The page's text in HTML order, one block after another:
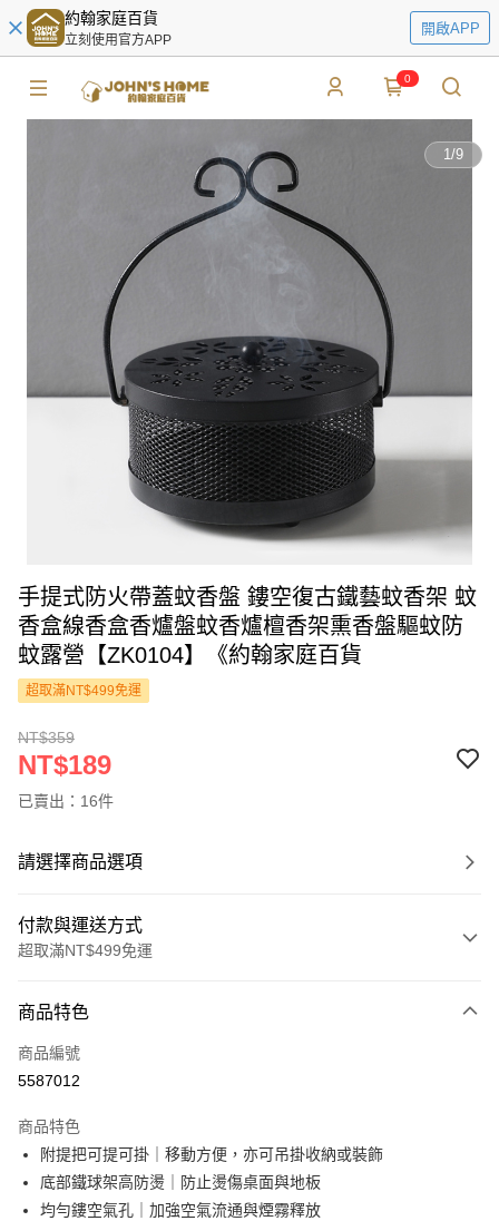
約翰家庭百貨
立刻使用官方APP
開啟APP
0
1/9
手提式防火帶蓋蚊香盤 鏤空復古鐵藝蚊香架 蚊
香盒線香盒香爐盤蚊香爐檀香架熏香盤驅蚊防
蚊露營【ZK0104】《約翰家庭百貨
超取滿NT$499免運
NT$359
NT$189
已賣出：16件
請選擇商品選項
付款與運送方式
超取滿NT$499免運
信用卡一次付款
超商取貨付款
Apple Pay
街口支付
商品特色
商品編號
5587012
商品特色
附提把可提可掛｜移動方便，亦可吊掛收納或裝飾
底部鐵球架高防燙｜防止燙傷桌面與地板
均勻鏤空氣孔｜加強空氣流通與煙霧釋放